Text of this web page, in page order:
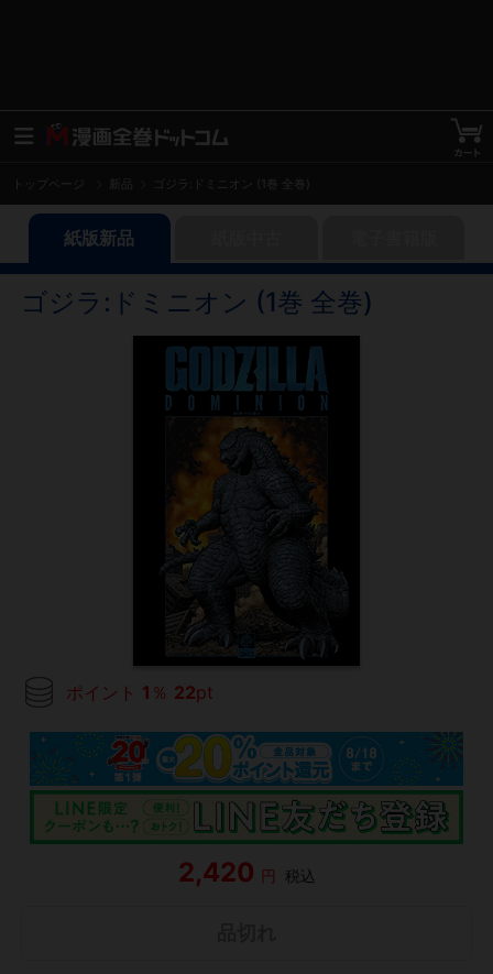
トップページ ゴジラ:ドミニオン (1巻 全巻)
紙版新品
ゴジラ:ドミニオン (1巻 全巻)
ポイント 1 ％ 22pt
2,420 円 税込